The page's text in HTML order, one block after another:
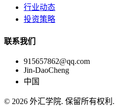
行业动态
投资策略
联系我们
915657862@qq.com
Jin-DaoCheng
中国
© 2026 外汇学院. 保留所有权利.